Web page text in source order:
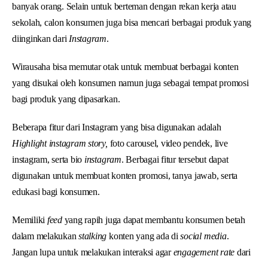
banyak orang. Selain untuk berteman dengan rekan kerja atau
sekolah, calon konsumen juga bisa mencari berbagai produk yang
diinginkan dari Instagram.
Wirausaha bisa memutar otak untuk membuat berbagai konten
yang disukai oleh konsumen namun juga sebagai tempat promosi
bagi produk yang dipasarkan.
Beberapa fitur dari Instagram yang bisa digunakan adalah
Highlight instagram story, foto carousel, video pendek, live
instagram, serta bio instagram. Berbagai fitur tersebut dapat
digunakan untuk membuat konten promosi, tanya jawab, serta
edukasi bagi konsumen.
Memiliki feed yang rapih juga dapat membantu konsumen betah
dalam melakukan stalking konten yang ada disocial media.
Jangan lupa untuk melakukan interaksi agarengagement rate dari